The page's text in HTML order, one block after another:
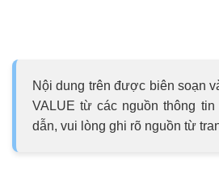
Nội dung trên được biên soạn
VALUE từ các nguồn thông
dẫn, vui lòng ghi rõ nguồn từ